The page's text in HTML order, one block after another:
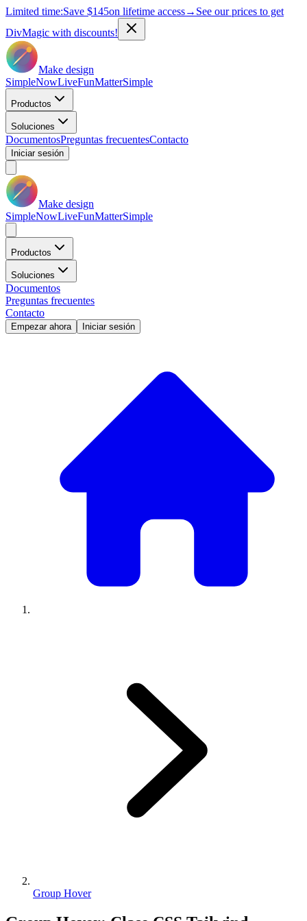
Limited time:Save $145on lifetime access→ See our prices to get
DivMagic with discounts!
Make design
SimpleNowLiveFunMatterSimple
Productos
Soluciones
DocumentosPreguntas frecuentesContacto
Iniciar sesión
Make design
SimpleNowLiveFunMatterSimple
Productos
Soluciones
Documentos
Preguntas frecuentes
Contacto
Empezar ahora Iniciar sesión
Group Hover